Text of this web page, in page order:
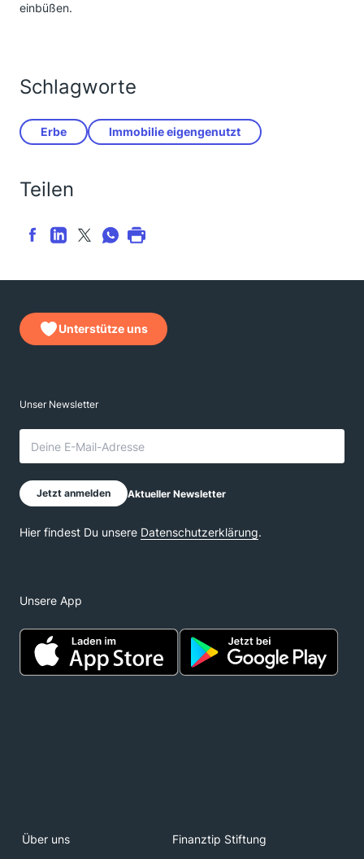
einbüßen.
Schlagworte
Erbe Immobilie eigengenutzt
Teilen
Unterstütze uns
Unsere App
Über uns Finanztip Stiftung